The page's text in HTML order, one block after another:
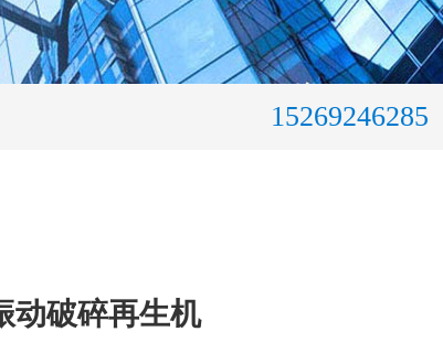
15269246285
动破碎再生机